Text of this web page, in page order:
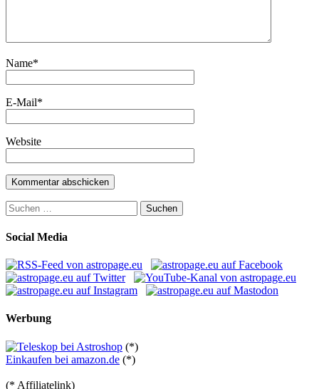
Name*
E-Mail*
Website
Suchen
nach:
Social Media
Werbung
(*)
Einkaufen bei amazon.de (*)
(* Affiliatelink)